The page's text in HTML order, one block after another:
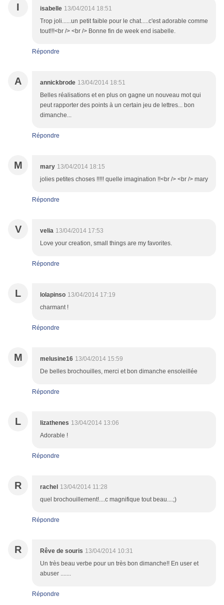
I isabelle 13/04/2014 18:51
Trop joli......un petit faible pour le chat.....c'est adorable comme
tout!!!<br /> <br /> Bonne fin de week end isabelle.
Répondre
A annickbrode 13/04/2014 18:51
Belles réalisations et en plus on gagne un nouveau mot qui
peut rapporter des points à un certain jeu de lettres... bon
dimanche...
Répondre
M mary 13/04/2014 18:15
jolies petites choses !!!!! quelle imagination !!<br /> <br /> mary
Répondre
V velia 13/04/2014 17:53
Love your creation, small things are my favorites.
Répondre
L lolapinso 13/04/2014 17:19
charmant !
Répondre
M melusine16 13/04/2014 15:59
De belles brochouilles, merci et bon dimanche ensoleillée
Répondre
L lizathenes 13/04/2014 13:06
Adorable !
Répondre
R rachel 13/04/2014 11:28
quel brochouillement!....c magnifique tout beau....;)
Répondre
R Rêve de souris 13/04/2014 10:31
Un très beau verbe pour un très bon dimanche!! En user et
abuser .......
Répondre